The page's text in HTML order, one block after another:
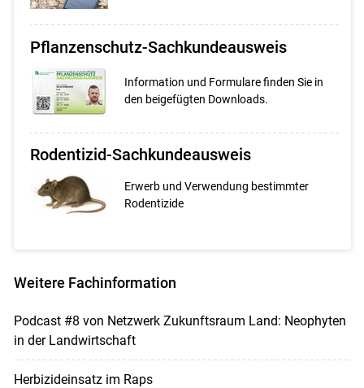
Pflanzenschutz-Sachkundeausweis
Information und Formulare finden Sie in
den beigefügten Downloads.
Rodentizid-Sachkundeausweis
Erwerb und Verwendung bestimmter
Rodentizide
Weitere Fachinformation
Podcast #8 von Netzwerk Zukunftsraum Land: Neophyten
in der Landwirtschaft
Herbizideinsatz im Raps